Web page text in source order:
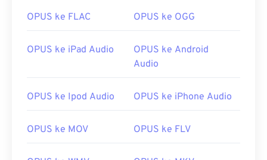
00 00 00
00 00 00
OPUS ke FLAC OPUS ke OGG
OPUS ke iPad Audio
OPUS ke Android
Audio
OPUS ke Ipod Audio OPUS ke iPhone Audio
OPUS ke MOV OPUS ke FLV